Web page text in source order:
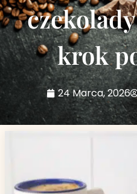
krok
24 Marca, 2026